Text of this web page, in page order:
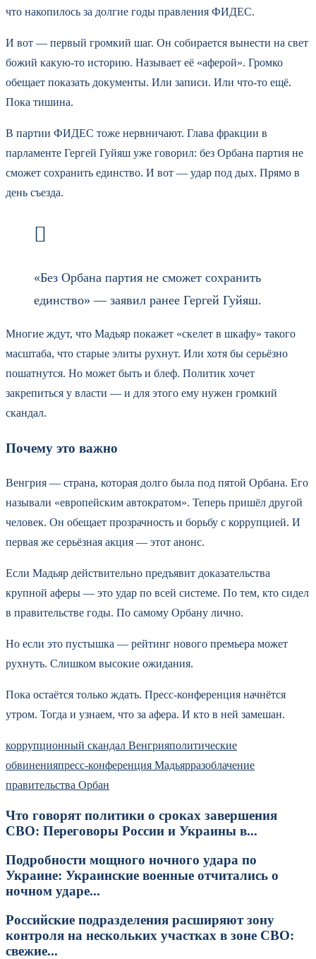
что накопилось за долгие годы правления ФИДЕС.
И вот — первый громкий шаг. Он собирается вынести на свет
божий какую-то историю. Называет её «аферой». Громко
обещает показать документы. Или записи. Или что-то ещё.
Пока тишина.
В партии ФИДЕС тоже нервничают. Глава фракции в
парламенте Гергей Гуйяш уже говорил: без Орбана партия не
сможет сохранить единство. И вот — удар под дых. Прямо в
день съезда.
«Без Орбана партия не сможет сохранить
единство» — заявил ранее Гергей Гуйяш.
Многие ждут, что Мадьяр покажет «скелет в шкафу» такого
масштаба, что старые элиты рухнут. Или хотя бы серьёзно
пошатнутся. Но может быть и блеф. Политик хочет
закрепиться у власти — и для этого ему нужен громкий
скандал.
Почему это важно
Венгрия — страна, которая долго была под пятой Орбана. Его
называли «европейским автократом». Теперь пришёл другой
человек. Он обещает прозрачность и борьбу с коррупцией. И
первая же серьёзная акция — этот анонс.
Если Мадьяр действительно предъявит доказательства
крупной аферы — это удар по всей системе. По тем, кто сидел
в правительстве годы. По самому Орбану лично.
Но если это пустышка — рейтинг нового премьера может
рухнуть. Слишком высокие ожидания.
Пока остаётся только ждать. Пресс-конференция начнётся
утром. Тогда и узнаем, что за афера. И кто в ней замешан.
коррупционный скандал Венгрияполитические
обвиненияпресс-конференция Мадьярразоблачение
правительства Орбан
Что говорят политики о сроках завершения
СВО: Переговоры России и Украины в...
Подробности мощного ночного удара по
Украине: Украинские военные отчитались о
ночном ударе...
Российские подразделения расширяют зону
контроля на нескольких участках в зоне СВО:
свежие...